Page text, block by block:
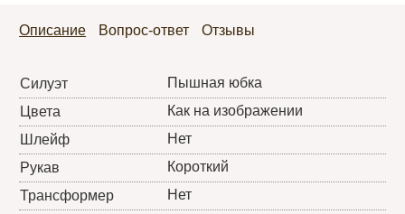
Описание Вопрос-ответ Отзывы
Силуэт
Пышная юбка
Цвета
Как на изображении
Шлейф
Нет
Рукав
Короткий
Трансформер
Нет